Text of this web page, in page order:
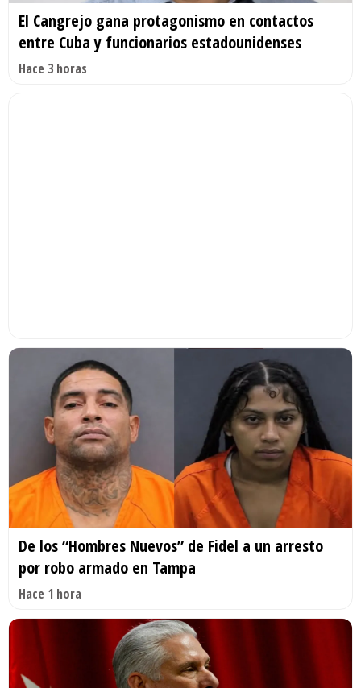
El Cangrejo gana protagonismo en contactos
entre Cuba y funcionarios estadounidenses
Hace 3 horas
De los “Hombres Nuevos” de Fidel a un arresto
por robo armado en Tampa
Hace 1 hora